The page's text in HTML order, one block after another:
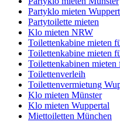
Partyklo mieten
Partytoilette mieten
Klo mieten NRW
Toilettenkabine mieten
Toilettenkabine mieten
Toilettenkabinen
Toilettenverleih
Toilettenvermietung
Klo mieten Münster
Klo mieten Wuppertal
Miettoiletten München